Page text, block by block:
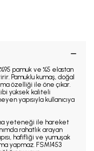
pamuk ve %5 elastan
Pamuklu kumaş, doğal
özelliği ile öne çıkar.
yüksek kaliteli
yapısıyla kullanıcıya
yeteneği ile hareket
rahatlık arayan
hafifliği ve yumuşak
yapmaz. FSM1453